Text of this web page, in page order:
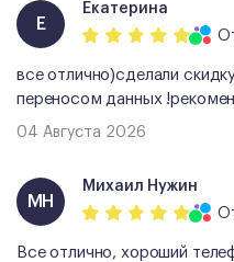
Е
Екатерина
все отлично)сделали
переносом данных
04 Августа 2026
МН
Михаил Нужин
Все отлично, хороший